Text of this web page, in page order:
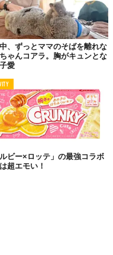
、ずっとママのそばを離れな
ゃんコアラ。胸がキュンとな
愛
ルビー×ロッテ」の最強コラボ
超エモい！